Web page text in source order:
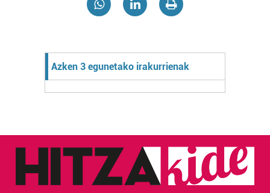
Azken 3 egunetako irakurrienak